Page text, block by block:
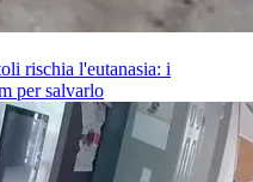
rischia l'eutanasia: i
per salvarlo